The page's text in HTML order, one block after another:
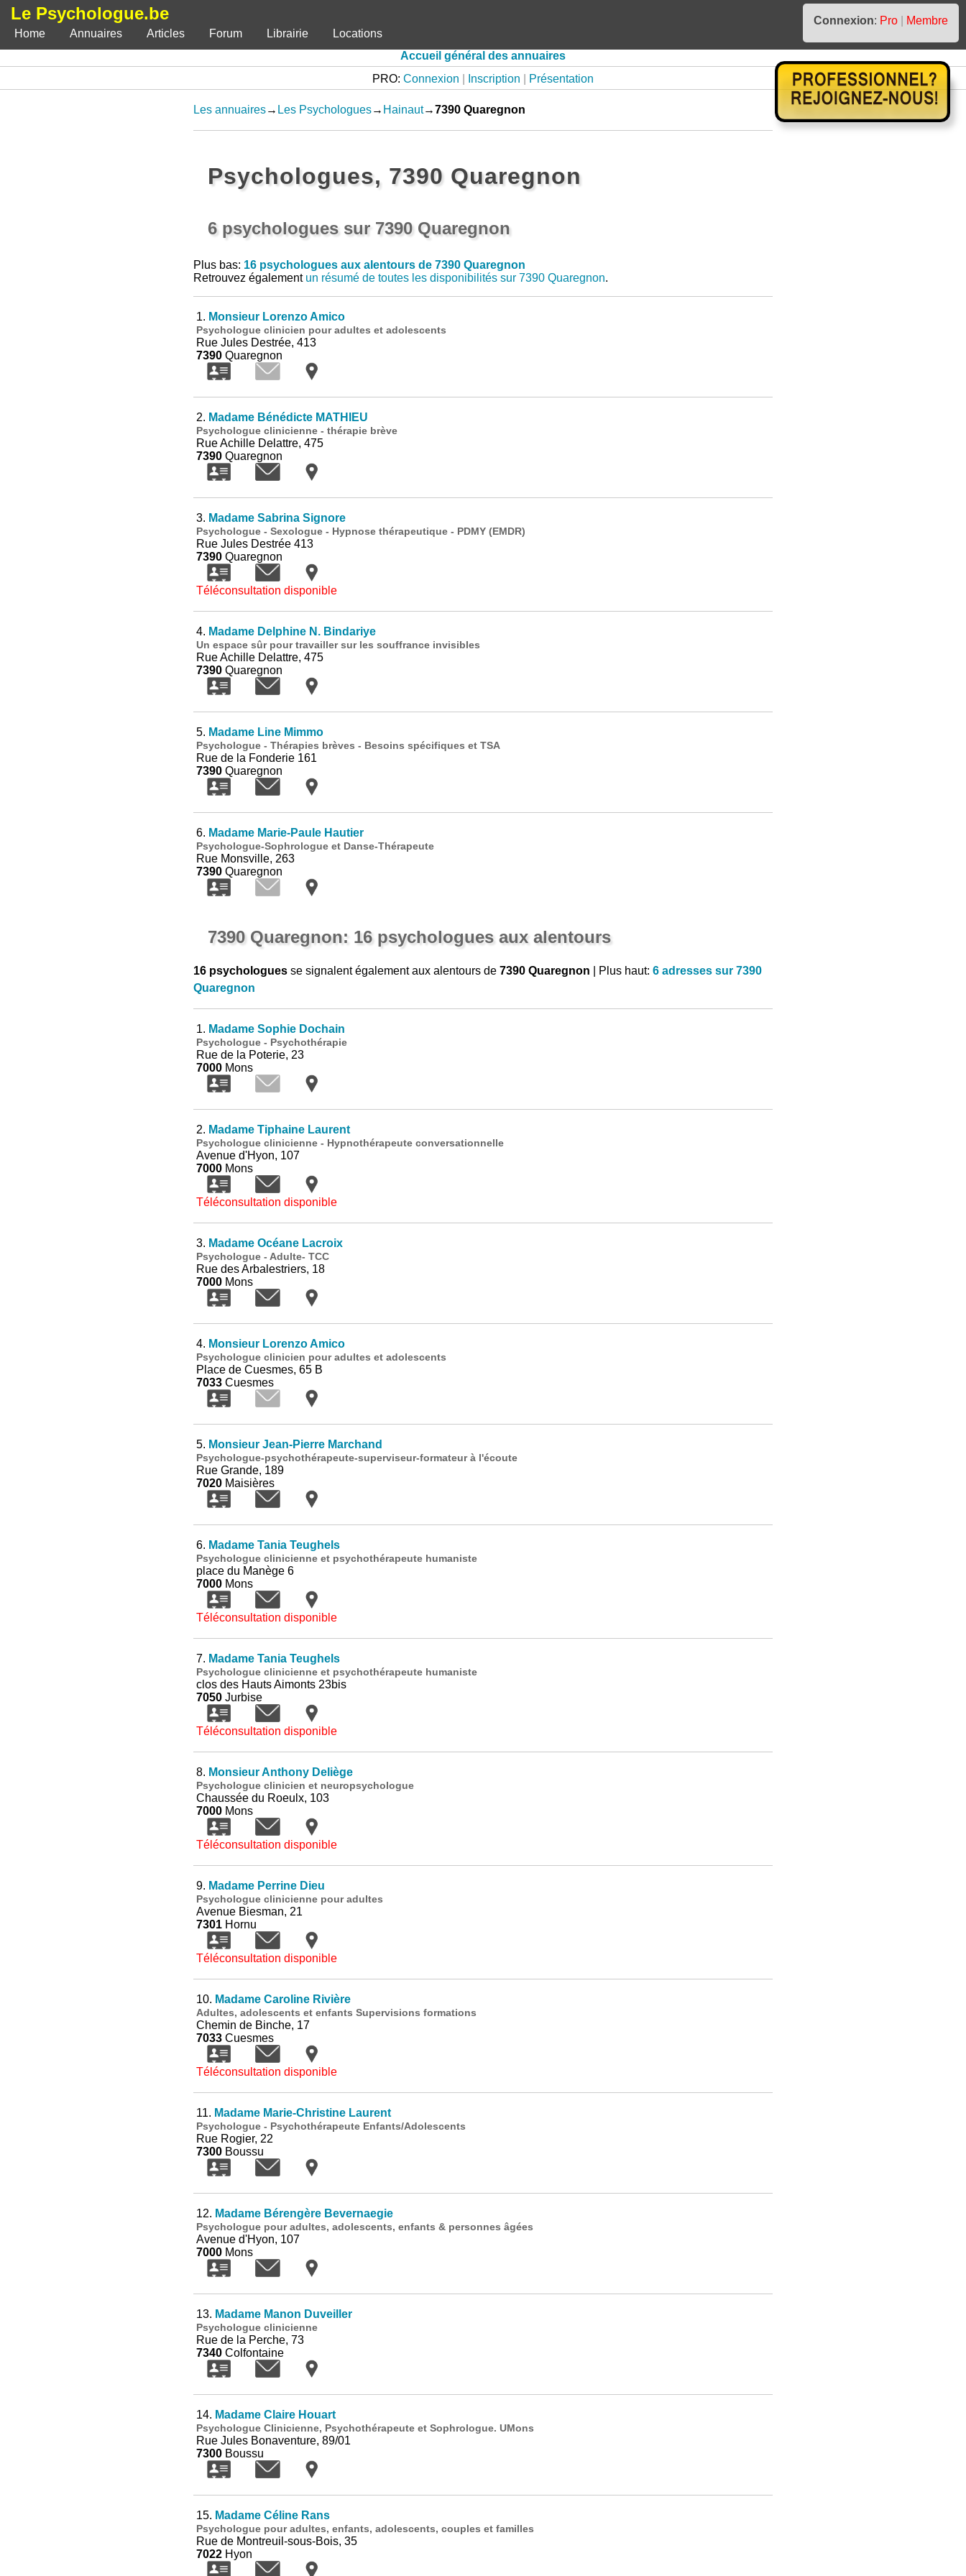
Le Psychologue.be Connexion: Pro
Membre
Home
Annuaires Articles Forum Librairie
Locations
Accueil général des annuaires
PRO: Connexion Inscription Présentation
Les annuaires→ Les Psychologues→ Hainaut→7390 Quaregnon
Psychologues, 7390 Quaregnon
6 psychologues sur 7390 Quaregnon
Plus bas: 16 psychologues aux alentours de 7390 Quaregnon
Retrouvez également un résumé de toutes les disponibilités sur 7390 Quaregnon.
1. Monsieur Lorenzo Amico
Psychologue clinicien pour adultes et adolescents
Rue Jules Destrée, 413
7390Quaregnon
2. Madame Bénédicte MATHIEU
Psychologue clinicienne - thérapie brève
Rue Achille Delattre, 475
7390Quaregnon
3. Madame Sabrina Signore
Psychologue - Sexologue - Hypnose thérapeutique - PDMY (EMDR)
Rue Jules Destrée 413
7390Quaregnon
Téléconsultation disponible
4. Madame Delphine N. Bindariye
Un espace sûr pour travailler sur les souffrance invisibles
Rue Achille Delattre, 475
7390Quaregnon
5. Madame Line Mimmo
Psychologue - Thérapies brèves - Besoins spécifiques et TSA
Rue de la Fonderie 161
7390Quaregnon
6. Madame Marie-Paule Hautier
Psychologue-Sophrologue et Danse-Thérapeute
Rue Monsville, 263
7390Quaregnon
7390 Quaregnon: 16 psychologues aux alentours
16 psychologuesse signalent également aux alentours de 7390 Quaregnon | Plus haut: 6 adresses sur 7390
Quaregnon
1. Madame Sophie Dochain
Psychologue - Psychothérapie
Rue de la Poterie, 23
7000Mons
2. Madame Tiphaine Laurent
Psychologue clinicienne - Hypnothérapeute conversationnelle
Avenue d'Hyon, 107
7000Mons
Téléconsultation disponible
3. Madame Océane Lacroix
Psychologue - Adulte- TCC
Rue des Arbalestriers, 18
7000Mons
4. Monsieur Lorenzo Amico
Psychologue clinicien pour adultes et adolescents
Place de Cuesmes, 65 B
7033Cuesmes
5. Monsieur Jean-Pierre Marchand
Psychologue-psychothérapeute-superviseur-formateur à l'écoute
Rue Grande, 189
7020Maisières
6. Madame Tania Teughels
Psychologue clinicienne et psychothérapeute humaniste
place du Manège 6
7000Mons
Téléconsultation disponible
7. Madame Tania Teughels
Psychologue clinicienne et psychothérapeute humaniste
clos des Hauts Aimonts 23bis
7050Jurbise
Téléconsultation disponible
8. Monsieur Anthony Deliège
Psychologue clinicien et neuropsychologue
Chaussée du Roeulx, 103
7000Mons
Téléconsultation disponible
9. Madame Perrine Dieu
Psychologue clinicienne pour adultes
Avenue Biesman, 21
7301Hornu
Téléconsultation disponible
10. Madame Caroline Rivière
Adultes, adolescents et enfants Supervisions formations
Chemin de Binche, 17
7033Cuesmes
Téléconsultation disponible
11. Madame Marie-Christine Laurent
Psychologue - Psychothérapeute Enfants/Adolescents
Rue Rogier, 22
7300Boussu
12. Madame Bérengère Bevernaegie
Psychologue pour adultes, adolescents, enfants & personnes âgées
Avenue d'Hyon, 107
7000Mons
13. Madame Manon Duveiller
Psychologue clinicienne
Rue de la Perche, 73
7340Colfontaine
14. Madame Claire Houart
Psychologue Clinicienne, Psychothérapeute et Sophrologue. UMons
Rue Jules Bonaventure, 89/01
7300Boussu
15. Madame Céline Rans
Psychologue pour adultes, enfants, adolescents, couples et familles
Rue de Montreuil-sous-Bois, 35
7022Hyon